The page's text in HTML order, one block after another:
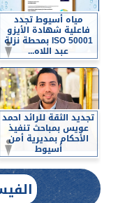
مياه أسيوط تجدد
فاعلية شهادة الأيزو
ISO 50001 بمحطة نزلة
عبد اللاه...
تجديد الثقة للرائد احمد
عويس بمباحث تنفيذ
الأحكام بمديرية أمن
أسيوط